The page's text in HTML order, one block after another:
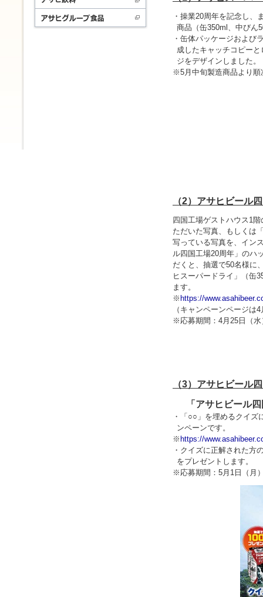
・操業20周年を記念し、
商品（缶350ml、中びん
・缶体パッケージおよび
成したキャッチコピー
ジをデザインしました。
※5月中旬製造商品より順
（2）アサヒビール
四国工場ゲストハウス1
ただいた写真、もしくは
写っている写真を、イン
ル四国工場20周年」のハ
だくと、抽選で50名様に
ヒスーパードライ」（缶
ます。
※ https://
（キャンペーンページは
※応募期間：4月25日（
（3）アサヒビール
「アサヒビール
・「○○」を埋めるクイ
ンペーンです。
※ https://
・クイズに正解された方
をプレゼントします。
※応募期間：5月1日（月